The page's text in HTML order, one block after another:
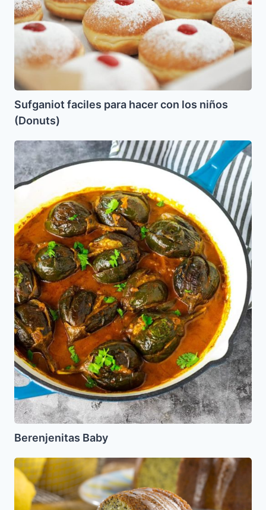
hacer
con
niños
(Donuts)
Sufganiot faciles para hacer con los niños
(Donuts)
Berenjenitas
Baby
Berenjenitas Baby
Pastel
con
Semillas
de